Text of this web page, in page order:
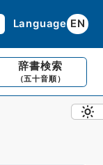
Language EN
辞書検索
（五十音順）